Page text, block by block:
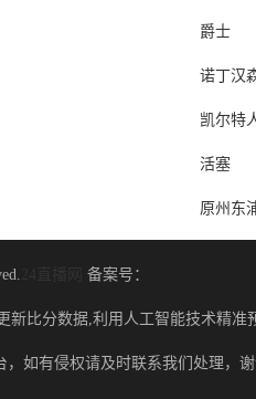
爵士
诺丁汉
凯尔特
活塞
原州东
备案号：
比分数据,利用人工智能技术精准
如有侵权请及时联系我们处理，谢